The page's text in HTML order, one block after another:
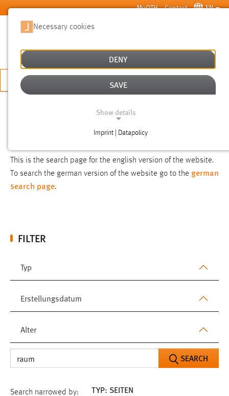
Skip to main content MyOTH Contact EN
APPLY NOW
This is the search page for the english version of the website.
To search the german version of the website go to the german
search page.
FILTER
Typ
Erstellungsdatum
Alter
SEARCH
Search narrowed by: TYP: SEITEN
Necessary cookies
DENY
SAVE
Show details
Imprint | Datapolicy